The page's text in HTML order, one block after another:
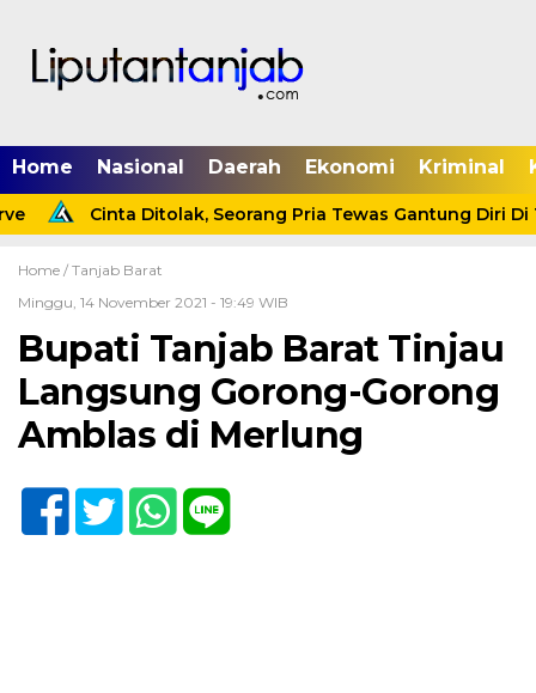
Home Nasional Daerah Ekonomi Kriminal
Cinta Ditolak, Seorang Pria Tewas Gantung Diri Di
Home / Tanjab Barat
Minggu, 14 November 2021 - 19:49 WIB
Bupati Tanjab Barat Tinjau
Langsung Gorong-Gorong
Amblas di Merlung